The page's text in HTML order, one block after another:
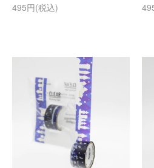
495円(税込)